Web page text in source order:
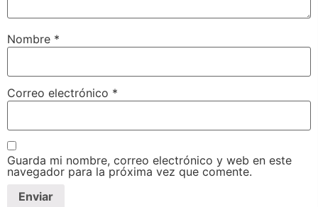
Nombre *
Correo electrónico *
Guarda mi nombre, correo electrónico y web en este
navegador para la próxima vez que comente.